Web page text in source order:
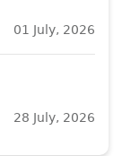
01 July, 2026
28 July, 2026